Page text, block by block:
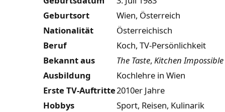
Geburtsort
Wien, Österreich
Nationalität
Österreichisch
Beruf
Koch, TV-Persönlichkeit
Bekannt aus
The Taste,Kitchen Impossible
Ausbildung
Kochlehre in Wien
Erste TV-Auftritte2010er Jahre
Hobbys
Sport, Reisen, Kulinarik